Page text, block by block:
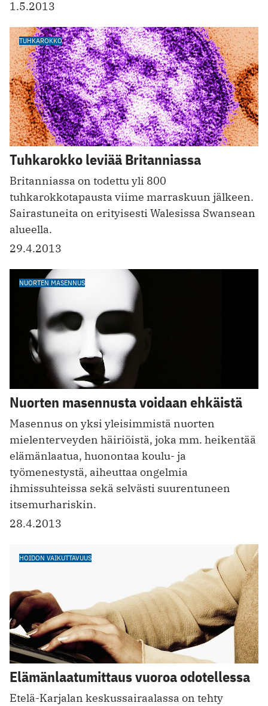
1.5.2013
TUHKAROKKO
Tuhkarokko leviää Britanniassa
Britanniassa on todettu yli 800
tuhkarokkotapausta viime marraskuun jälkeen.
Sairastuneita on erityisesti Walesissa Swansean
alueella.
29.4.2013
NUORTEN MASENNUS
Nuorten masennusta voidaan ehkäistä
Masennus on yksi yleisimmistä nuorten
mielenterveyden häiriöistä, joka mm. heikentää
elämänlaatua, huonontaa koulu- ja
työmenestystä, aiheuttaa ongelmia
ihmissuhteissa sekä selvästi suurentuneen
itsemurhariskin.
28.4.2013
HOIDON VAIKUTTAVUUS
Elämänlaatumittaus vuoroa odotellessa
Etelä-Karjalan keskussairaalassa on tehty